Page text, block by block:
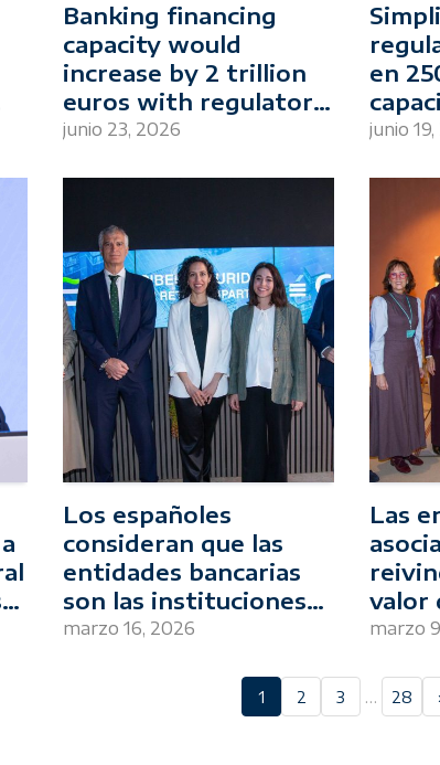
Banking financing
capacity would
increase by 2 trillion
euros with regulatory
simplification
junio 23, 2026
en
junio
Los españoles
consideran que las
entidades bancarias
son las instituciones
mejor preparadas para
marzo 16, 2026
Las
valor
marzo
1 2 3 … 28